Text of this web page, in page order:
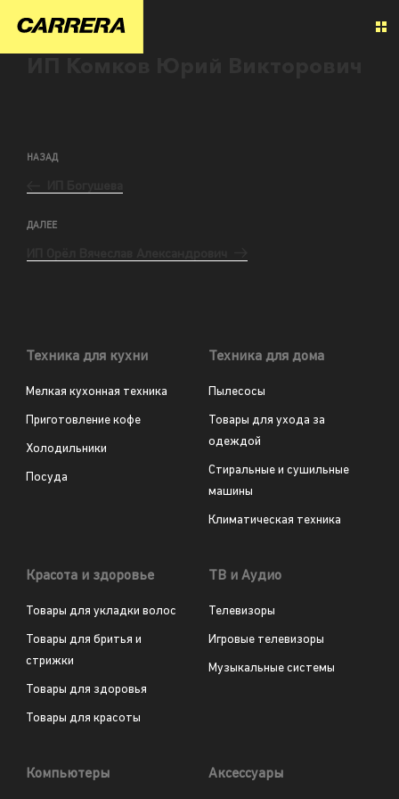
НАЗАД
ДАЛЕЕ
Техника для кухни
Мелкая кухонная техника
Приготовление кофе
Холодильники
Посуда
Техника для дома
Пылесосы
Товары для ухода за
одеждой
Стиральные и сушильные
машины
Климатическая техника
Красота и здоровье
Товары для укладки волос
Товары для бритья и
стрижки
Товары для здоровья
Товары для красоты
ТВ и Аудио
Телевизоры
Игровые телевизоры
Музыкальные системы
Компьютеры Аксессуары